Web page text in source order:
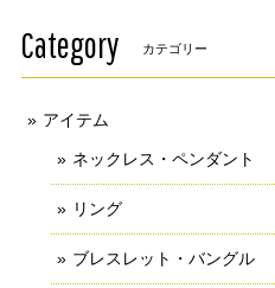
Category カテゴリー
アイテム
ネックレス・ペンダント
リング
ブレスレット・バングル